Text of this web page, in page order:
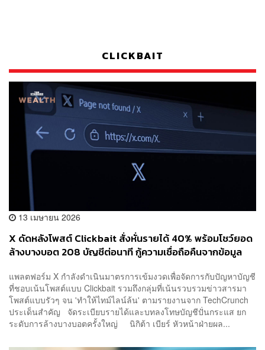
CLICKBAIT
13 เมษายน 2026
X ดัดหลังโพสต์ Clickbait สั่งหั่นรายได้ 40% พร้อมโชว์ยอด
ล้างบางบอต 208 บัญชีต่อนาที กู้ความเชื่อถือคืนจากข้อมูล
แพลตฟอร์ม X กำลังดำเนินมาตรการเข้มงวดเพื่อจัดการกับปัญหาบัญชี
ที่ชอบเน้นโพสต์แบบ Clickbait รวมถึงกลุ่มที่เน้นรวบรวมข่าวสารมา
โพสต์แบบรัวๆ จน 'ทำให้ไทม์ไลน์ล้น' ตามรายงานจาก TechCrunch
ประเด็นสำคัญ จัดระเบียบรายได้และบทลงโทษบัญชีปั่นกระแส ยก
ระดับการล้างบางบอตครั้งใหญ่ นิกิต้า เบียร์ หัวหน้าฝ่ายผล...